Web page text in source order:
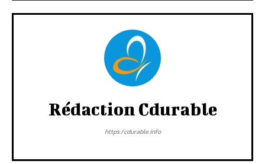
Rédaction Cdurable
https:/cdurable.info